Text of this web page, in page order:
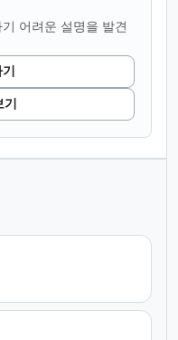
어려운 설명을 발견